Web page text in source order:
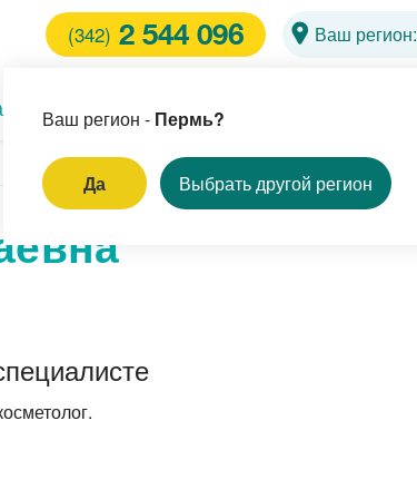
(342) 2 544 096 Ваш регион:
Ваш регион - Пермь?
Да Выбрать другой регион
Клиники Врачи